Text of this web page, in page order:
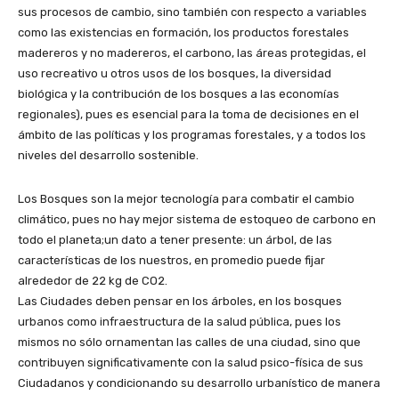
sus procesos de cambio, sino también con respecto a variables
como las existencias en formación, los productos forestales
madereros y no madereros, el carbono, las áreas protegidas, el
uso recreativo u otros usos de los bosques, la diversidad
biológica y la contribución de los bosques a las economías
regionales), pues es esencial para la toma de decisiones en el
ámbito de las políticas y los programas forestales, y a todos los
niveles del desarrollo sostenible.
Los Bosques son la mejor tecnología para combatir el cambio
climático, pues no hay mejor sistema de estoqueo de carbono en
todo el planeta;un dato a tener presente: un árbol, de las
características de los nuestros, en promedio puede fijar
alrededor de 22 kg de CO2.
Las Ciudades deben pensar en los árboles, en los bosques
urbanos como infraestructura de la salud pública, pues los
mismos no sólo ornamentan las calles de una ciudad, sino que
contribuyen significativamente con la salud psico-física de sus
Ciudadanos y condicionando su desarrollo urbanístico de manera